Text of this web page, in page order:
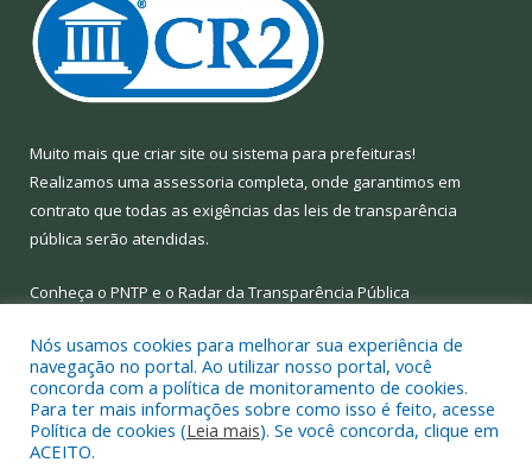
Muito mais que criar site ou sistema para prefeituras!
Realizamos uma assessoria completa, onde garantimos em
contrato que todas as exigências das leis de transparência
pública serão atendidas.
Conheça o PNTP e o Radar da Transparência Pública
Todos os direitos reservados a Prefeitura Municipal de Limoeiro
do Ajuru.
Nós usamos cookies para melhorar sua experiência de
navegação no portal. Ao utilizar nosso portal, você
concorda com a política de monitoramento de cookies.
Para ter mais informações sobre como isso é feito, acesse
Política de cookies (Leia mais). Se você concorda, clique em
ACEITO.